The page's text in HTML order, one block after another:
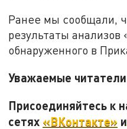
Ранее мы сообщали,
результаты
обнаруженного в
Уважаемые
Присоединяйтесь к
сетях «ВКонтакте» и